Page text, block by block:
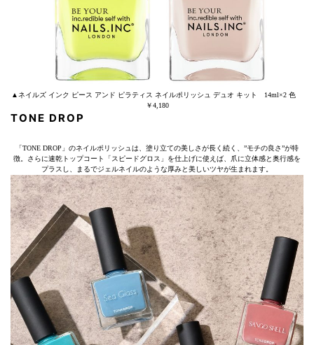
▲ネイルズ インク ピース アンド ピラティス ネイルポリッシュ デュオ キット 14ml×2 色
￥4,180
TONE DROP
「TONE DROP」のネイルポリッシュは、塗り立ての美しさが長く続く、”モチの良さ”が特
徴。さらに速乾トップコート「スピードグロス」を仕上げに使えば、爪に立体感と奥行感を
プラスし、まるでジェルネイルのような厚みと美しいツヤが生まれます。